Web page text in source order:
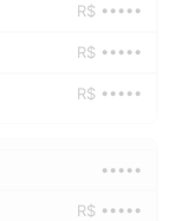
R$ •••••
R$ •••••
R$ •••••
•••••
R$ •••••